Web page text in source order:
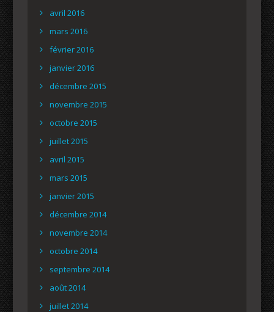
avril 2016
mars 2016
février 2016
janvier 2016
décembre 2015
novembre 2015
octobre 2015
juillet 2015
avril 2015
mars 2015
janvier 2015
décembre 2014
novembre 2014
octobre 2014
septembre 2014
août 2014
juillet 2014